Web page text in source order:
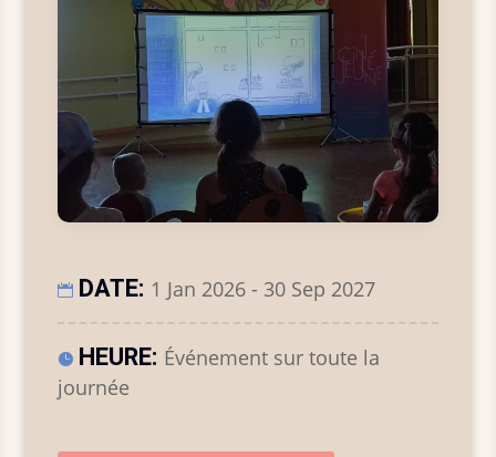
DATE: 1 Jan 2026 - 30 Sep 2027
HEURE: Événement sur toute la
journée